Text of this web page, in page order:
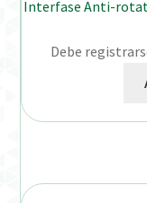
Interfase Anti-
Debe